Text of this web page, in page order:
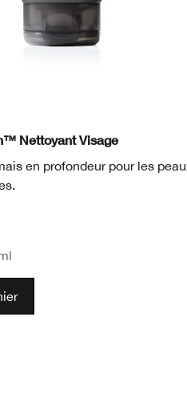
Nettoyant Visage
en profondeur pour les